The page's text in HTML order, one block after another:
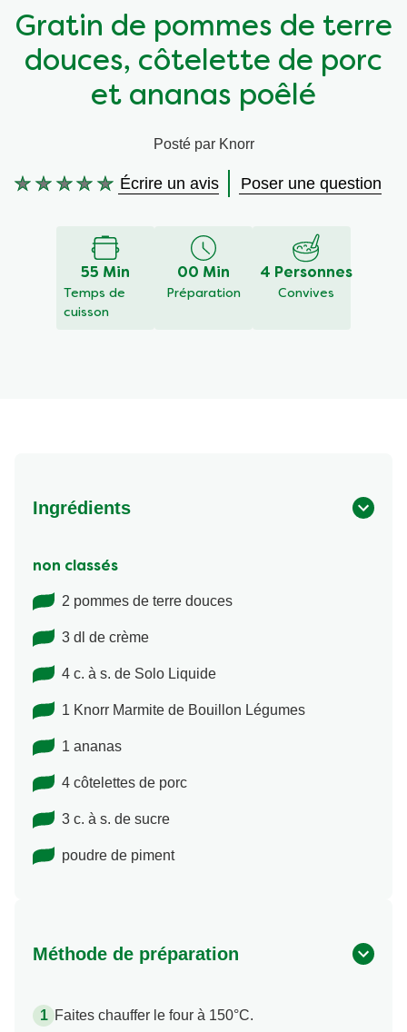
Végétarien
Ingrédients
Wraps aux légumes
Occasions
Aides culinaires
Wraps aux légumes
Snackpots
Gratin de pommes de terre
douces, côtelette de porc
et ananas poêlé
Posté par Knorr
Aucune
Écrire un avis Poser une question
55 Min
Temps de
cuisson
00 Min
Préparation
4 Personnes
Convives
Ingrédients
non classés
2 pommes de terre douces
3 dl de crème
4 c. à s. de Solo Liquide
1 Knorr Marmite de Bouillon Légumes
1 ananas
4 côtelettes de porc
3 c. à s. de sucre
poudre de piment
Méthode de préparation
Faites chauffer le four à 150°C.